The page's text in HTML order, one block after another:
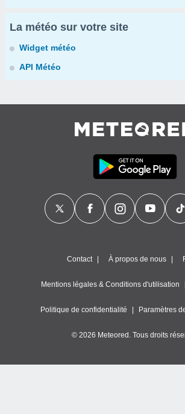
La météo sur votre site
Widget météo
API Météo
Contact À propos de nous
Mentions légales & Conditions d'utilisation
Politique de confidentialité Paramètres
© 2026 Meteored. Tous droits